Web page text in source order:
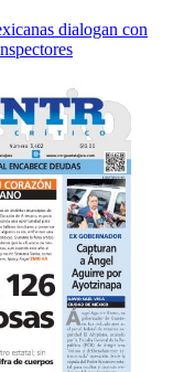
dialogan con